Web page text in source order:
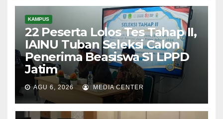
KAMPUS
22 Peserta Lolos Tes Tahap II,
IAINU Tuban Seleksi Calon
Penerima Beasiswa S1 LPPD
Jatim
AGU 6, 2026 MEDIA CENTER